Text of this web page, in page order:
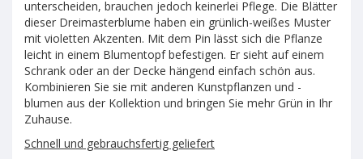
unterscheiden, brauchen jedoch keinerlei Pflege. Die Blätter
dieser Dreimasterblume haben ein grünlich-weißes Muster
mit violetten Akzenten. Mit dem Pin lässt sich die Pflanze
leicht in einem Blumentopf befestigen. Er sieht auf einem
Schrank oder an der Decke hängend einfach schön aus.
Kombinieren Sie sie mit anderen Kunstpflanzen und -
blumen aus der Kollektion und bringen Sie mehr Grün in Ihr
Zuhause.
Schnell und gebrauchsfertig geliefert